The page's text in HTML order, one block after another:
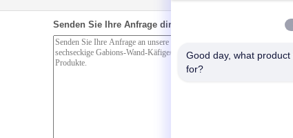
Senden Sie Ihre Anfrage direkt an uns
Good day, what
for?